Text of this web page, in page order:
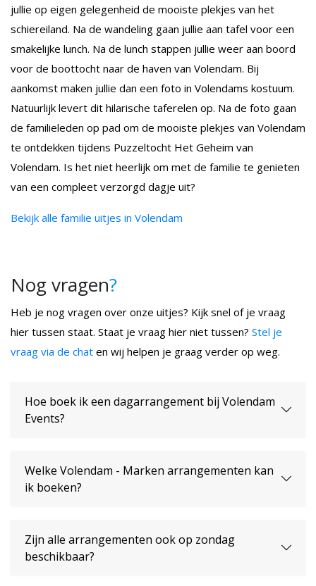
jullie op eigen gelegenheid de mooiste plekjes van het
schiereiland. Na de wandeling gaan jullie aan tafel voor een
smakelijke lunch. Na de lunch stappen jullie weer aan boord
voor de boottocht naar de haven van Volendam. Bij
aankomst maken jullie dan een foto in Volendams kostuum.
Natuurlijk levert dit hilarische taferelen op. Na de foto gaan
de familieleden op pad om de mooiste plekjes van Volendam
te ontdekken tijdens Puzzeltocht Het Geheim van
Volendam. Is het niet heerlijk om met de familie te genieten
van een compleet verzorgd dagje uit?
Bekijk alle familie uitjes in Volendam
Nog vragen?
Heb je nog vragen over onze uitjes? Kijk snel of je vraag
hier tussen staat. Staat je vraag hier niet tussen? Stel je
vraag via de chat en wij helpen je graag verder op weg.
Hoe boek ik een dagarrangement bij Volendam
Events?
Welke Volendam - Marken arrangementen kan
ik boeken?
Zijn alle arrangementen ook op zondag
beschikbaar?